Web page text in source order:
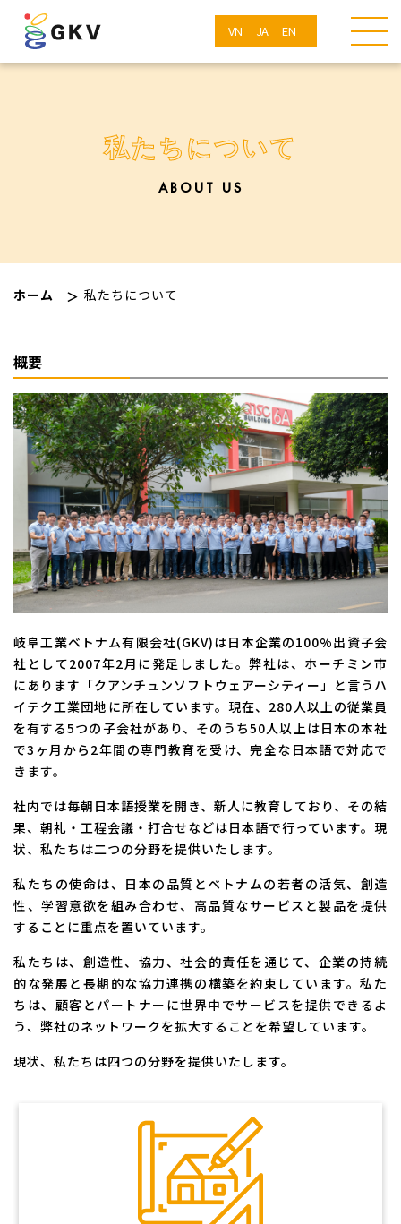
VN JA EN
私たちについて
ABOUT US
ホーム 私たちについて
概要
岐阜工業ベトナム有限会社(GKV)は日本企業の100%出資子会
社として2007年2月に発足しました。弊社は、ホーチミン市
にあります「クアンチュンソフトウェアーシティー」と言うハ
イテク工業団地に所在しています。現在、280人以上の従業員
を有する5つの子会社があり、そのうち50人以上は日本の本社
で3ヶ月から2年間の専門教育を受け、完全な日本語で対応で
きます。
社内では毎朝日本語授業を開き、新人に教育しており、その結
果、朝礼・工程会議・打合せなどは日本語で行っています。現
状、私たちは二つの分野を提供いたします。
私たちの使命は、日本の品質とベトナムの若者の活気、創造
性、学習意欲を組み合わせ、高品質なサービスと製品を提供
することに重点を置いています。
私たちは、創造性、協力、社会的責任を通じて、企業の持続
的な発展と長期的な協力連携の構築を約束しています。私た
ちは、顧客とパートナーに世界中でサービスを提供できるよ
う、弊社のネットワークを拡大することを希望しています。
現状、私たちは四つの分野を提供いたします。